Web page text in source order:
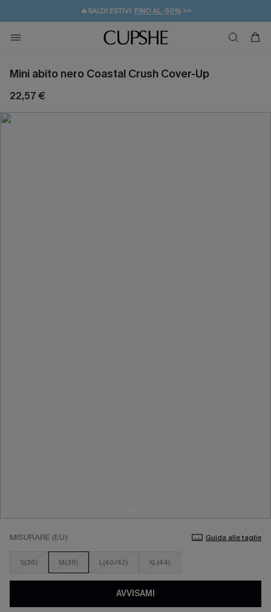
🔥SALDI ESTIVI: FINO AL -50%>>
🚚SPEDIZIONE GRATUITA DA 49€
💌REGALO PER I NUOVI: 20% DI SCONTO*
Mini abito nero Coastal Crush Cover-Up
22,57 €
MISURARE (EU) Guida alle taglie
S(36) M(38) L(40/42) XL(44)
AVVISAMI